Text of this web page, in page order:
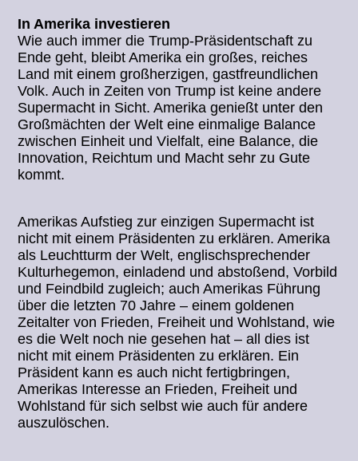
In Amerika investieren
Wie auch immer die Trump-Präsidentschaft zu
Ende geht, bleibt Amerika ein großes, reiches
Land mit einem großherzigen, gastfreundlichen
Volk. Auch in Zeiten von Trump ist keine andere
Supermacht in Sicht. Amerika genießt unter den
Großmächten der Welt eine einmalige Balance
zwischen Einheit und Vielfalt, eine Balance, die
Innovation, Reichtum und Macht sehr zu Gute
kommt.
Amerikas Aufstieg zur einzigen Supermacht ist
nicht mit einem Präsidenten zu erklären. Amerika
als Leuchtturm der Welt, englischsprechender
Kulturhegemon, einladend und abstoßend, Vorbild
und Feindbild zugleich; auch Amerikas Führung
über die letzten 70 Jahre – einem goldenen
Zeitalter von Frieden, Freiheit und Wohlstand, wie
es die Welt noch nie gesehen hat – all dies ist
nicht mit einem Präsidenten zu erklären. Ein
Präsident kann es auch nicht fertigbringen,
Amerikas Interesse an Frieden, Freiheit und
Wohlstand für sich selbst wie auch für andere
auszulöschen.